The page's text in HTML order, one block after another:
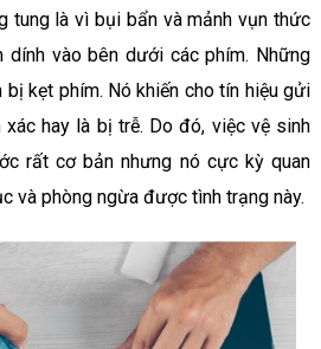
tung là vì bụi bẩn và mảnh vụn thức
dính vào bên dưới các phím. Những
kẹt phím. Nó khiến cho tín hiệu gửi
xác hay là bị trễ. Do đó, việc vệ sinh
rất cơ bản nhưng nó cực kỳ quan
và phòng ngừa được tình trạng này.